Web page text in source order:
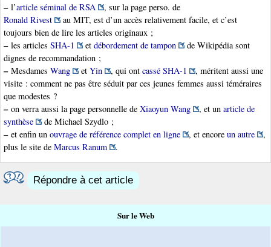
–l’article séminal de RSA
, sur la page perso. de
Ronald Rivest
au MIT, est d’un accès relativement facile, et c’est
toujours bien de lire les articles originaux ;
–les articles SHA-1 et débordement de tampon
de Wikipédia sont
dignes de recommandation ;
–Mesdames Wang et Yin , qui ont cassé SHA-1
, méritent aussi une
visite : comment ne pas être séduit par ces jeunes femmes aussi téméraires
que modestes ?
–on verra aussi la page personnelle de Xiaoyun Wang , et un article de
synthèse
de Michael Szydlo ;
–et enfin un ouvrage de référence complet en ligne , et encore un autre
,
plus le site de Marcus Ranum .
Répondre à cet article
Sur le Web